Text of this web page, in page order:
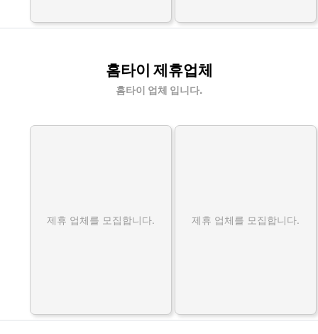
홈타이 제휴업체
홈타이 업체 입니다.
제휴 업체를 모집합니다. 제휴 업체를 모집합니다.